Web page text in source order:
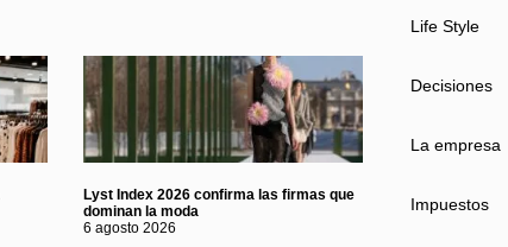
Lyst Index 2026 confirma las firmas que
dominan la moda
6 agosto 2026
Life Style
Decisiones
La empresa
Impuestos